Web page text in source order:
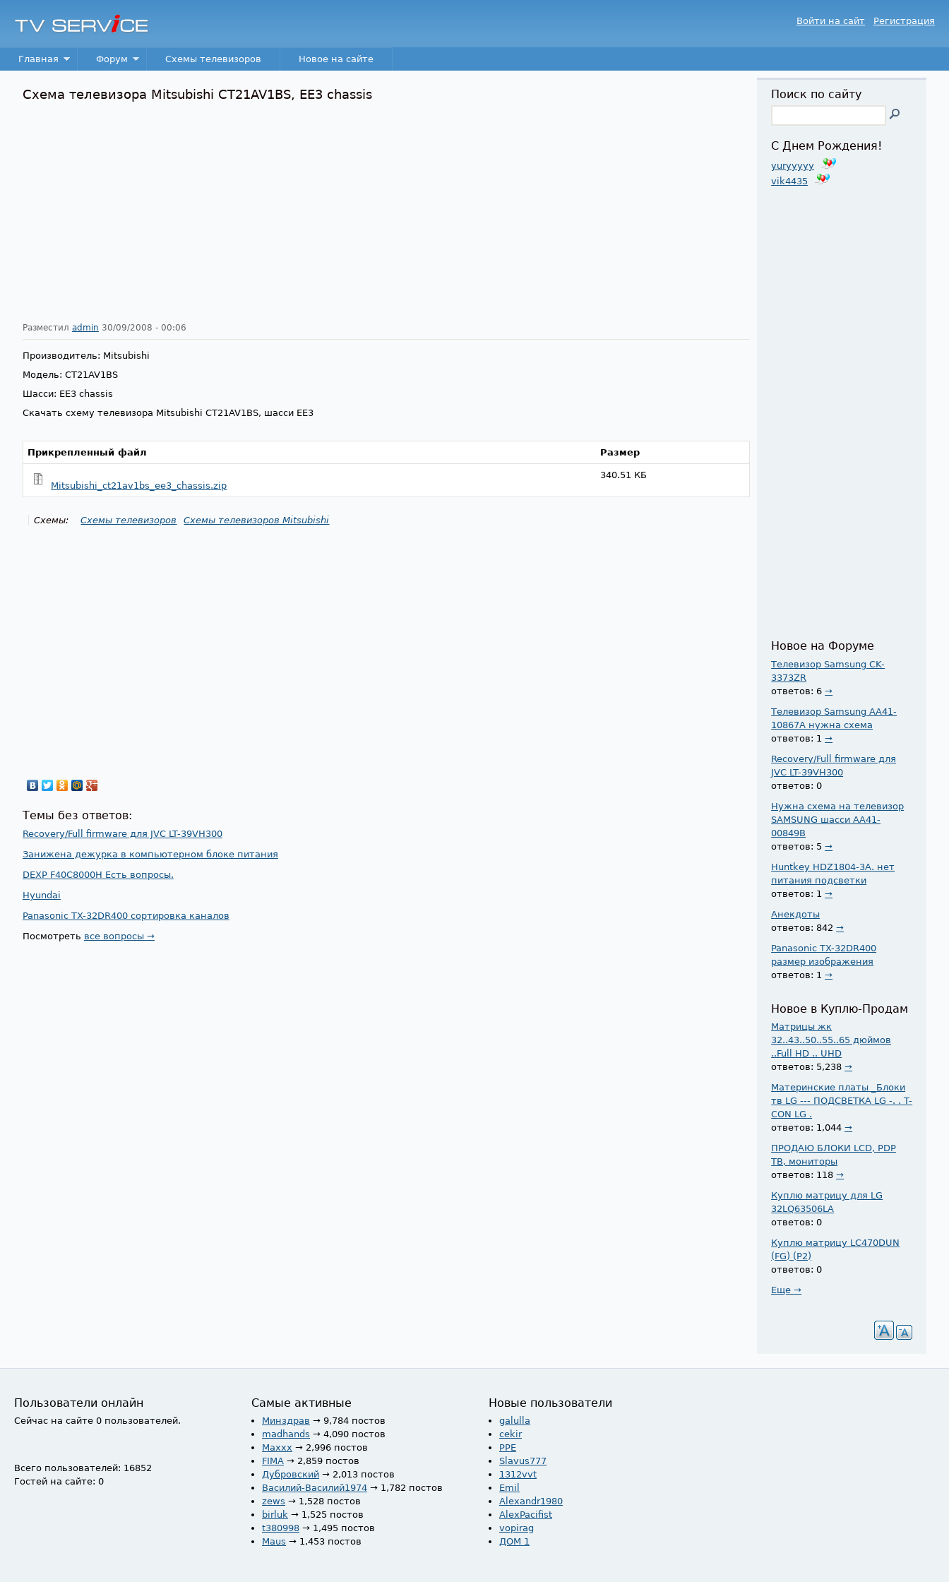
TV
Service
Войти на сайт Регистрация
Main menu
Главная Форум Схемы телевизоров Новое на сайте
Схема телевизора Mitsubishi CT21AV1BS, EE3 chassis
Разместил admin 30/09/2008 - 00:06
Производитель: Mitsubishi
Модель: CT21AV1BS
Шасси: EE3 chassis
Скачать схему телевизора Mitsubishi CT21AV1BS, шасси EE3
Прикрепленный файл Размер
Mitsubishi_ct21av1bs_ee3_chassis.zip
340.51 КБ
Схемы: Схемы телевизоров Схемы телевизоров Mitsubishi
Темы без ответов:
Recovery/Full firmware для JVC LT-39VH300
Занижена дежурка в компьютерном блоке питания
DEXP F40C8000H Есть вопросы.
Hyundai
Panasonic TX-32DR400 сортировка каналов
Посмотреть все вопросы →
Поиск по сайту
С Днем Рождения!
yuryyyyy
vik4435
Новое на Форуме
Телевизор Samsung CK-
3373ZR
ответов: 6→
Телевизор Samsung AA41-
10867A нужна схема
ответов: 1→
Recovery/Full firmware для
JVC LT-39VH300
ответов: 0
Нужна схема на телевизор
SAMSUNG шасси AA41-
00849B
ответов: 5→
Huntkey HDZ1804-3A. нет
питания подсветки
ответов: 1→
Анекдоты
ответов: 842→
Panasonic TX-32DR400
размер изображения
ответов: 1→
Новое в Куплю-Продам
Матрицы жк
32..43..50..55..65 дюймов
..Full HD .. UHD
ответов: 5,238→
Материнские платы _Блоки
тв LG --- ПОДСВЕТКА LG -. . T-
CON LG .
ответов: 1,044→
ПРОДАЮ БЛОКИ LCD, PDP
ТВ, мониторы
ответов: 118→
Куплю матрицу для LG
32LQ63506LA
ответов: 0
Куплю матрицу LC470DUN
(FG) (P2)
ответов: 0
Еще →
Пользователи онлайн
Сейчас на сайте 0 пользователей.
Всего пользователей: 16852
Гостей на сайте: 0
Самые активные
Минздрав → 9,784 постов
madhands → 4,090 постов
Maxxx → 2,996 постов
FIMA → 2,859 постов
Дубровский → 2,013 постов
Василий-Василий1974 → 1,782 постов
zews → 1,528 постов
birluk → 1,525 постов
t380998 → 1,495 постов
Maus → 1,453 постов
Новые пользователи
galulla
cekir
PPE
Slavus777
1312vvt
Emil
Alexandr1980
AlexPacifist
vopirag
ДОМ 1